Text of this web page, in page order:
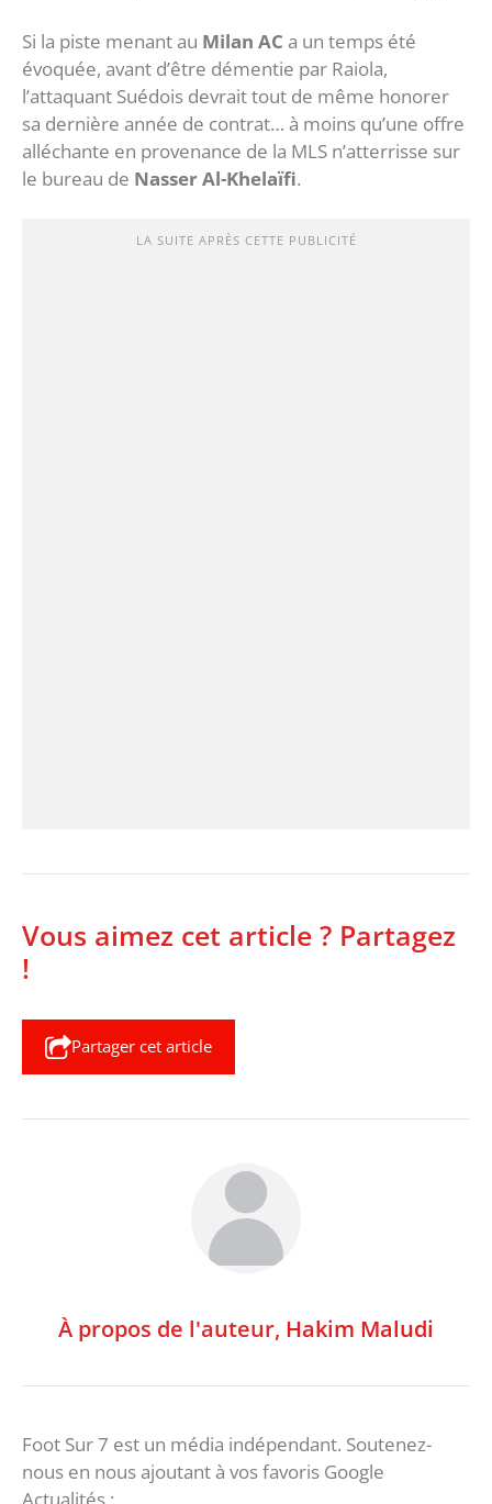
Si la piste menant au Milan AC a un temps été
évoquée, avant d’être démentie par Raiola,
l’attaquant Suédois devrait tout de même honorer
sa dernière année de contrat… à moins qu’une offre
alléchante en provenance de la MLS n’atterrisse sur
le bureau de Nasser Al-Khelaïfi.
LA SUITE APRÈS CETTE PUBLICITÉ
Vous aimez cet article ? Partagez
!
Partager cet article
À propos de l'auteur, Hakim Maludi
Foot Sur 7 est un média indépendant. Soutenez-
nous en nous ajoutant à vos favoris Google
Actualités :